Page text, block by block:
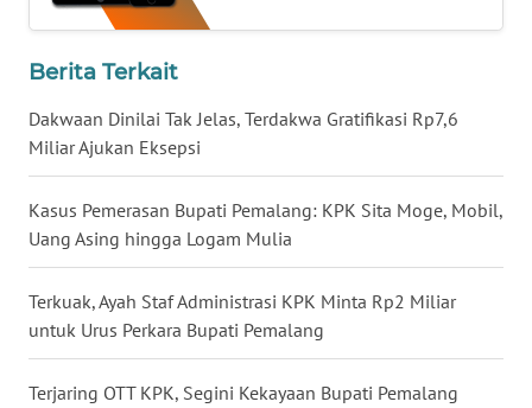
Berita Terkait
Dakwaan Dinilai Tak Jelas, Terdakwa Gratifikasi Rp7,6
Miliar Ajukan Eksepsi
Kasus Pemerasan Bupati Pemalang: KPK Sita Moge, Mobil,
Uang Asing hingga Logam Mulia
Terkuak, Ayah Staf Administrasi KPK Minta Rp2 Miliar
untuk Urus Perkara Bupati Pemalang
Terjaring OTT KPK, Segini Kekayaan Bupati Pemalang
WN
SULSEL
GORONTALO
SULUT
WN
MALUKU
WN
MALUT